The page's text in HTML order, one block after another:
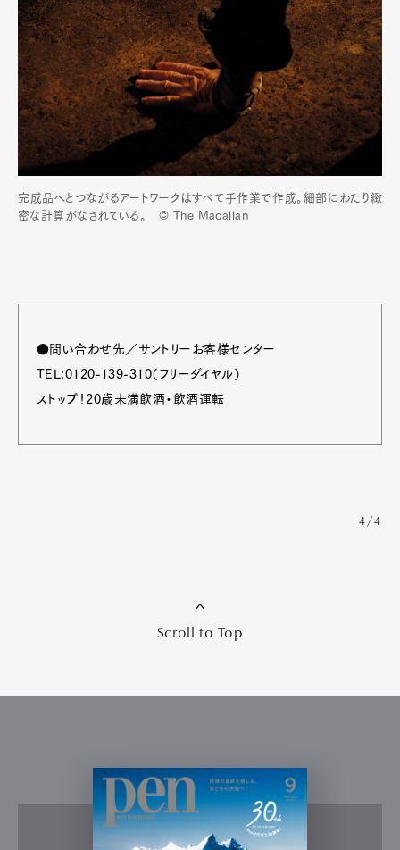
完成品へとつながるアートワークはすべて手作業で作成。細部にわたり緻
密な計算がなされている。 © The Macallan
●問い合わせ先／サントリーお客様センター
TEL:0120-139-310（フリーダイヤル）
ストップ！20歳未満飲酒・飲酒運転
4/4
Scroll to Top